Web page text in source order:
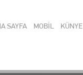
SAYFA MOBİL KÜNYE